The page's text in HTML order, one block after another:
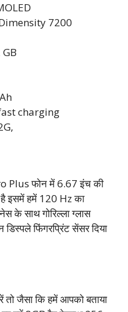
7200
fast charging
Plus फोन में 6.67 इंच की
है इसमें हमें 120 Hz का
के साथ गोरिल्ला ग्लास
डिस्पले फिंगरप्रिंट सेंसर दिया
जैसा कि हमें आपको बताया